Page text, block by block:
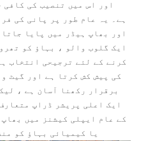
اور اس میں تنصیب کی
ہے۔ یہ عام طور پر پانی کی
اور بھاپ ہیڈر میں پایا
ایک گلوب والو ، بہاؤ کو
کرنے کے لئے ترجیحی انتخاب
کی پیش کش کرتا ہے اور گیٹ
برقرار رکھنا آسان ہے ،
ایک اعلی پریشر ڈراپ
کے عام ایپلی کیشنز میں
یا کیمیائی بہاؤ کو